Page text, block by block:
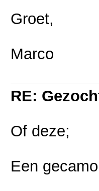
Groet,
Marco
RE:
Of deze;
Een